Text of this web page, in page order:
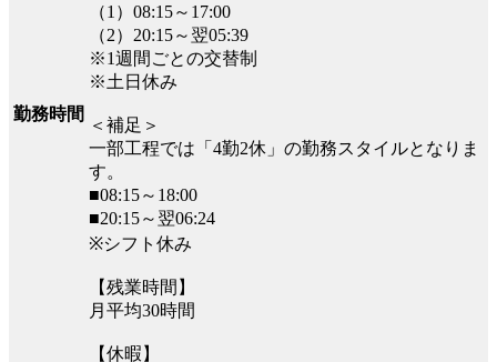
勤務時間
（1）08:15～17:00
（2）20:15～翌05:39
※1週間ごとの交替制
※土日休み
＜補足＞
一部工程では「4勤2休」の勤務スタイルとなりま
す。
■08:15～18:00
■20:15～翌06:24
※シフト休み
【残業時間】
月平均30時間
【休暇】